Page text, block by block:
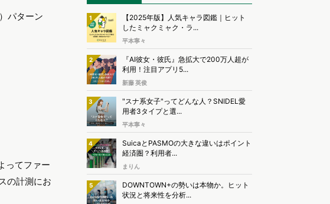
パターン
ってファー
の計測にお
1
【2025年版】人気キャラ図鑑｜ヒット
したミャクミャク・ラ...
平本寧々
2
『AI彼女・彼氏』急拡大で200万人超が
利用！注目アプリ5...
新藤 英俊
3
"スナ系女子"ってどんな人？SNIDEL愛
用者3タイプと選...
平本寧々
4
SuicaとPASMOの大きな違いはポイント
経済圏？利用者...
まりん
5
DOWNTOWN+の勢いは本物か。ヒット
状況と将来性を分析...